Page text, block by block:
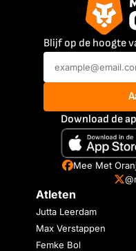
Blijf op de hoogte
Download de
Mee Met
Atleten
Jutta Leerdam
Max Verstappen
Femke Bol